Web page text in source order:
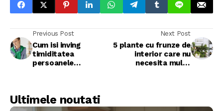
Previous Post
Cum isi inving
timiditatea
persoanele
Next Post
5 plante cu frunze de
interior care nu
necesita multa
Ultimele noutati